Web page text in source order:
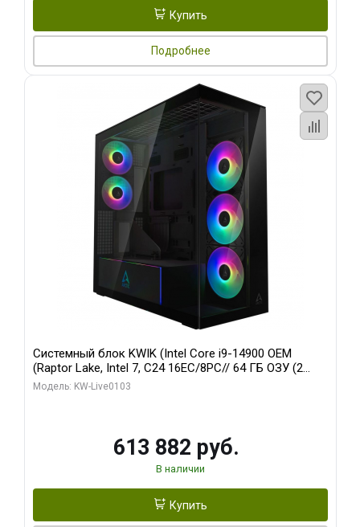
Купить
Подробнее
Системный блок KWIK (Intel Core i9-14900 OEM
(Raptor Lake, Intel 7, C24 16EC/8PC// 64 ГБ ОЗУ (2
модуля)/ Afox RTX4090 24GB GDDR6X 384-Bit 3xDP
Модель: KW-Live0103
613 882 руб.
В наличии
Купить